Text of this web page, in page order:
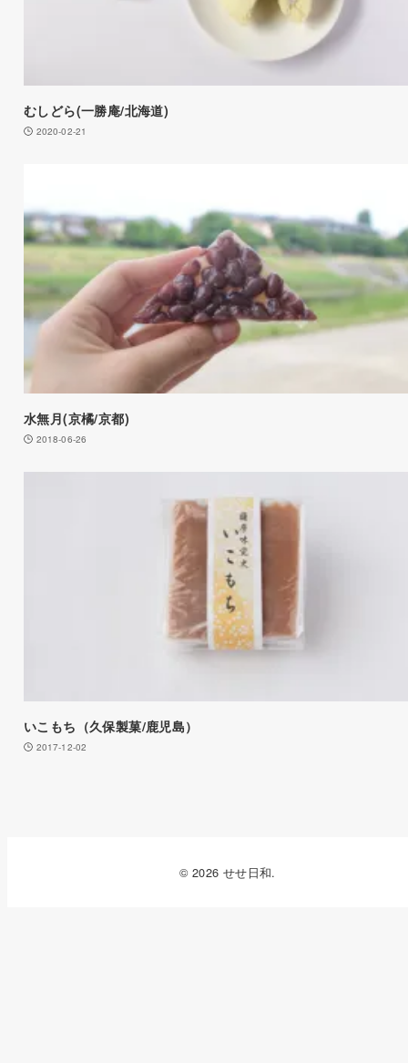
むしどら(一勝庵/北海道)
2020-02-21
水無月(京橘/京都)
2018-06-26
いこもち（久保製菓/鹿児島）
2017-12-02
© 2026 せせ日和.